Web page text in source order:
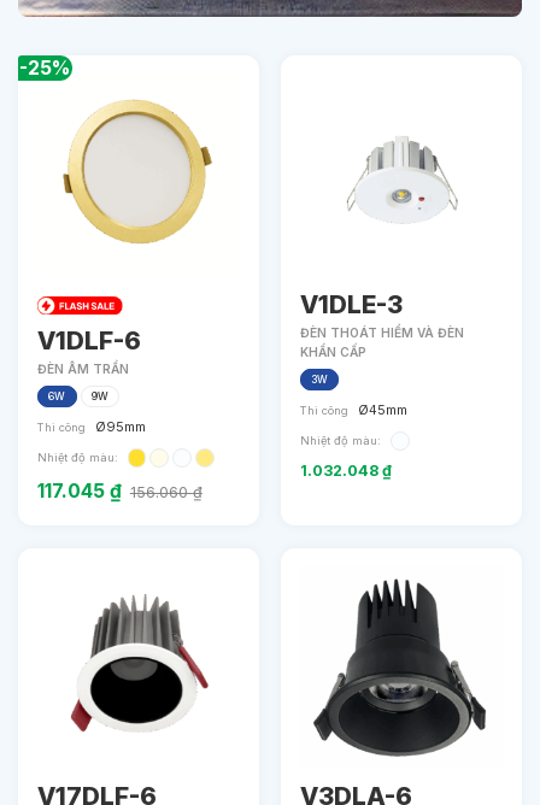
-25%
V1DLF-6
ĐÈN ÂM TRẦN
Thi công Ø95mm
6W 9W
Nhiệt độ màu:
117.045 ₫ 156.060₫
V1DLE-3
ĐÈN THOÁT HIỂM VÀ ĐÈN
KHẨN CẤP
Thi công Ø45mm
3W
Nhiệt độ màu:
1.032.048₫
V17DLF-6 V3DLA-6